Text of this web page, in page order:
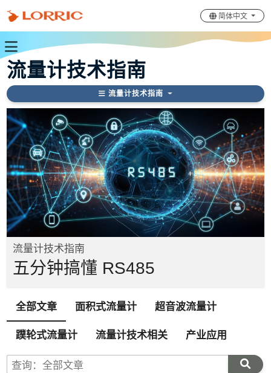
简体中文
流量计技术指南
流量计技术指南
流量计技术指南
五分钟搞懂 RS485
全部文章 面积式流量计 超音波流量计
蹼轮式流量计 流量计技术相关 产业应用
查询：全部文章